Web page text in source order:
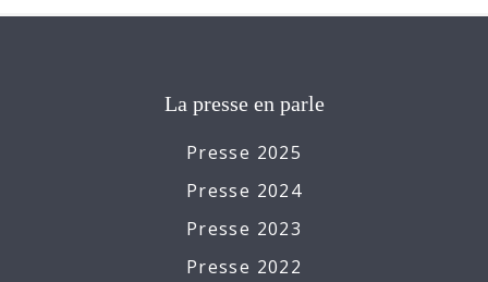
La presse en parle
Presse 2025
Presse 2024
Presse 2023
Presse 2022